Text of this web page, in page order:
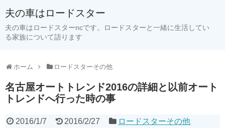
夫の車はロードスター
夫の車はロードスターncです。ロードスターと一緒に生活してい
る家族について語ります
ホーム ロードスターその他
名古屋オートトレンド2016の詳細と以前オート
トレンドへ行った時の事
2016/1/7 2016/2/27 ロードスターその他